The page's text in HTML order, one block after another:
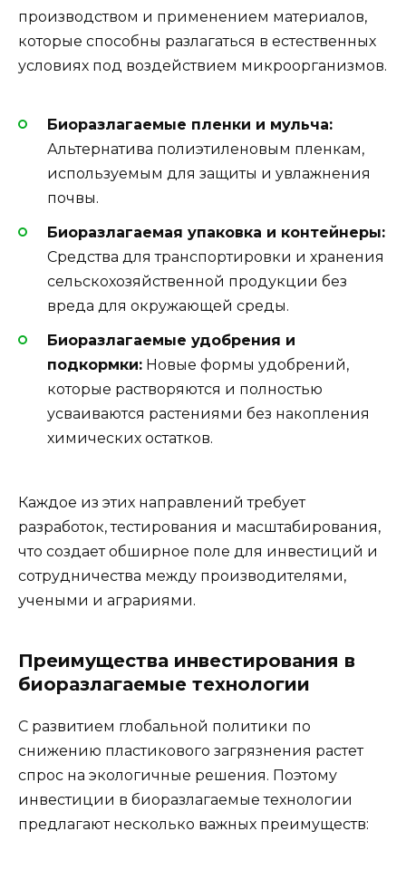
производством и применением материалов,
которые способны разлагаться в естественных
условиях под воздействием микроорганизмов.
Биоразлагаемые пленки и мульча:
Альтернатива полиэтиленовым пленкам,
используемым для защиты и увлажнения
почвы.
Биоразлагаемая упаковка и контейнеры:
Средства для транспортировки и хранения
сельскохозяйственной продукции без
вреда для окружающей среды.
Биоразлагаемые удобрения и
подкормки: Новые формы удобрений,
которые растворяются и полностью
усваиваются растениями без накопления
химических остатков.
Каждое из этих направлений требует
разработок, тестирования и масштабирования,
что создает обширное поле для инвестиций и
сотрудничества между производителями,
учеными и аграриями.
Преимущества инвестирования в
биоразлагаемые технологии
С развитием глобальной политики по
снижению пластикового загрязнения растет
спрос на экологичные решения. Поэтому
инвестиции в биоразлагаемые технологии
предлагают несколько важных преимуществ: